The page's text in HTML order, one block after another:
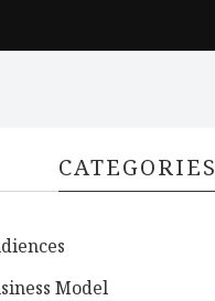
CATEGORIES
Model